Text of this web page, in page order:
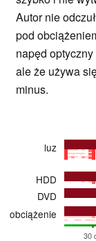
Autor nie
pod
napęd
ale że używa
minus.
luz
HDD
DVD
obciążenie
30